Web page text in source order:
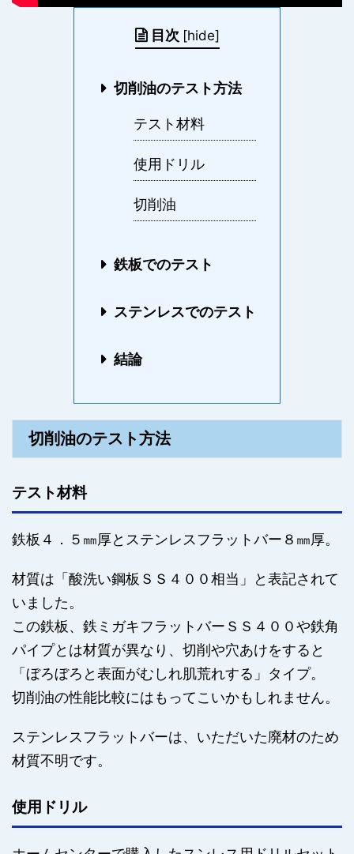
目次 [hide]
切削油のテスト方法
テスト材料
使用ドリル
切削油
鉄板でのテスト
ステンレスでのテスト
結論
切削油のテスト方法
テスト材料
鉄板４．５㎜厚とステンレスフラットバー８㎜厚。
材質は「酸洗い鋼板ＳＳ４００相当」と表記されて
いました。
この鉄板、鉄ミガキフラットバーＳＳ４００や鉄角
パイプとは材質が異なり、切削や穴あけをすると
「ぼろぼろと表面がむしれ肌荒れする」タイプ。
切削油の性能比較にはもってこいかもしれません。
ステンレスフラットバーは、いただいた廃材のため
材質不明です。
使用ドリル